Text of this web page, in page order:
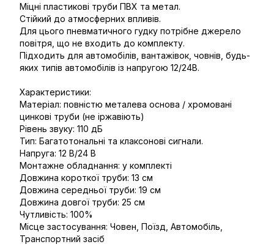
Міцні пластикові труби ПВХ та метал.
Стійкий до атмосферних впливів.
Для цього пневматичного гудку потрібне джерело
повітря, що не входить до комплекту.
Підходить для автомобілів, вантажівок, човнів, будь-
яких типів автомобілів із напругою 12/24В.
Характеристики:
Матеріал: повністю металева основа / хромовані
цинкові труби (не іржавіють)
Рівень звуку: 110 дБ
Тип: Багатотональні та клаксонові сигнали.
Напруга: 12 В/24 В
Монтажне обладнання: у комплекті
Довжина короткої труби: 13 см
Довжина середньої труби: 19 см
Довжина довгої труби: 25 см
Чутливість: 100%
Місце застосування: Човен, Поїзд, Автомобіль,
Транспортний засіб